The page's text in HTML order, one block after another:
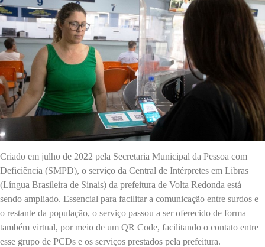
Criado em julho de 2022 pela Secretaria Municipal da Pessoa com
Deficiência (SMPD), o serviço da Central de Intérpretes em Libras
(Língua Brasileira de Sinais) da prefeitura de Volta Redonda está
sendo ampliado. Essencial para facilitar a comunicação entre surdos e
o restante da população, o serviço passou a ser oferecido de forma
também virtual, por meio de um QR Code, facilitando o contato entre
esse grupo de PCDs e os serviços prestados pela prefeitura.